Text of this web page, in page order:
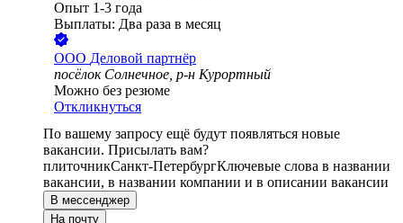
Опыт 1-3 года
Выплаты: Два раза в месяц
ООО Деловой партнёр
посёлок Солнечное, р-н Курортный
Можно без резюме
Откликнуться
По вашему запросу ещё будут появляться новые
вакансии. Присылать вам?
плиточникСанкт-ПетербургКлючевые слова в названии
вакансии, в названии компании и в описании вакансии
В мессенджер
На почту